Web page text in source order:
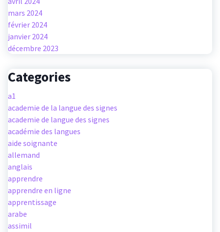
mars 2024
février 2024
janvier 2024
décembre 2023
Categories
a1
academie de la langue des signes
academie de langue des signes
académie des langues
aide soignante
allemand
anglais
apprendre
apprendre en ligne
apprentissage
arabe
assimil